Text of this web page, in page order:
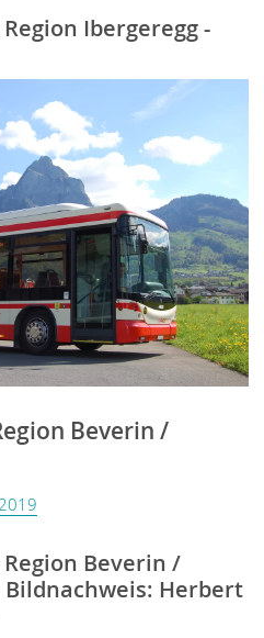
Ibergeregg -
Beverin /
Beverin /
Herbert